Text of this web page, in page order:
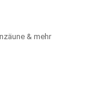
& mehr